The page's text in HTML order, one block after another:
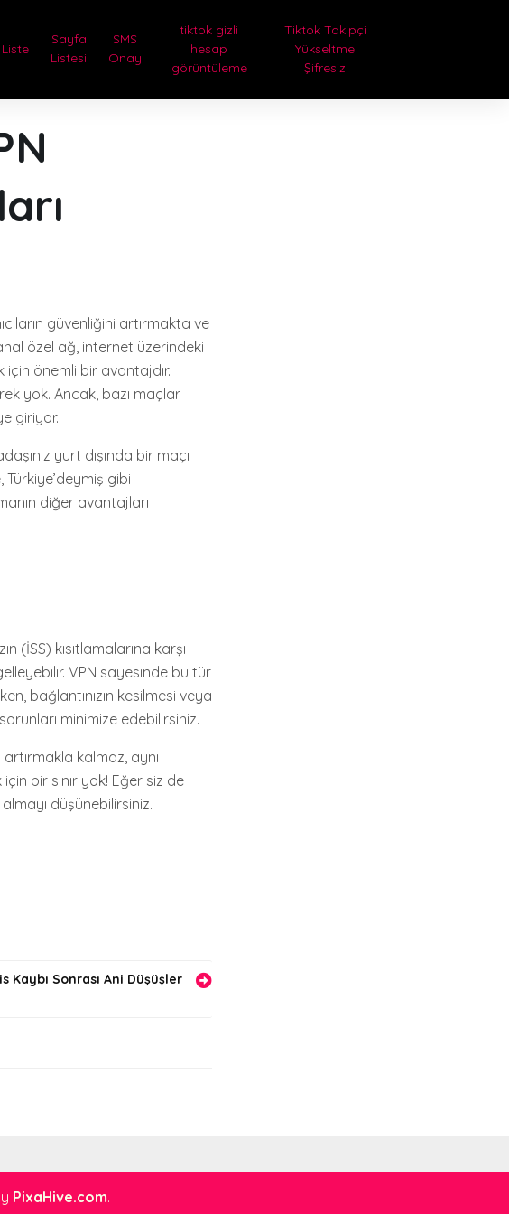
Liste
Sayfa
Listesi
SMS
Onay
tiktok gizli
hesap
görüntüleme
Tiktok Takipçi
Yükseltme
Şifresiz
güvenliğini artırmakta ve
özel ağ, internet üzerindeki
için önemli bir avantajdır.
yok. Ancak, bazı maçlar
giriyor.
yurt dışında bir maçı
gibi
diğer avantajları
(İSS) kısıtlamalarına karşı
VPN sayesinde bu tür
bağlantınızın kesilmesi veya
minimize edebilirsiniz.
kalmaz, aynı
bir sınır yok! Eğer siz de
düşünebilirsiniz.
Kaybı Sonrası Ani Düşüşler
PixaHive.com.